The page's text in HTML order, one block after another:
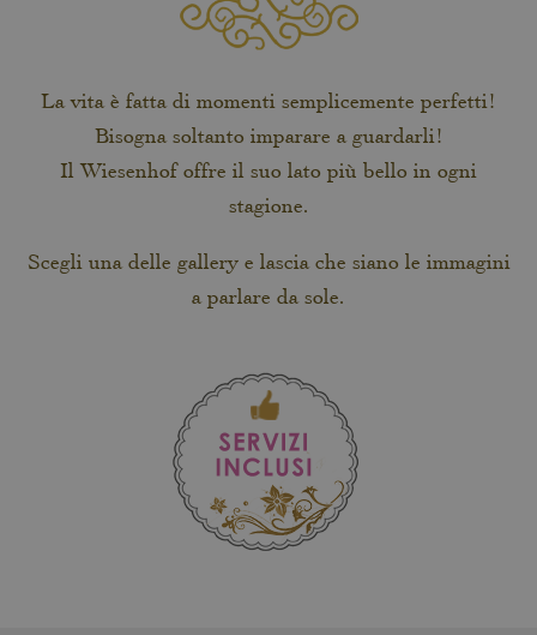
La vita è fatta di momenti semplicemente perfetti!
Bisogna soltanto imparare a guardarli!
Il Wiesenhof offre il suo lato più bello in ogni
stagione.
Scegli una delle gallery e lascia che siano le immagini
a parlare da sole.